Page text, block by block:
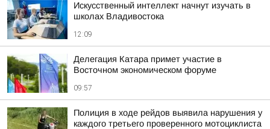
Искусственный интеллект начнут изучать в
школах Владивостока
12:09
Делегация Катара примет участие в
Восточном экономическом форуме
09:57
Полиция в ходе рейдов выявила нарушения у
каждого третьего проверенного мотоциклиста